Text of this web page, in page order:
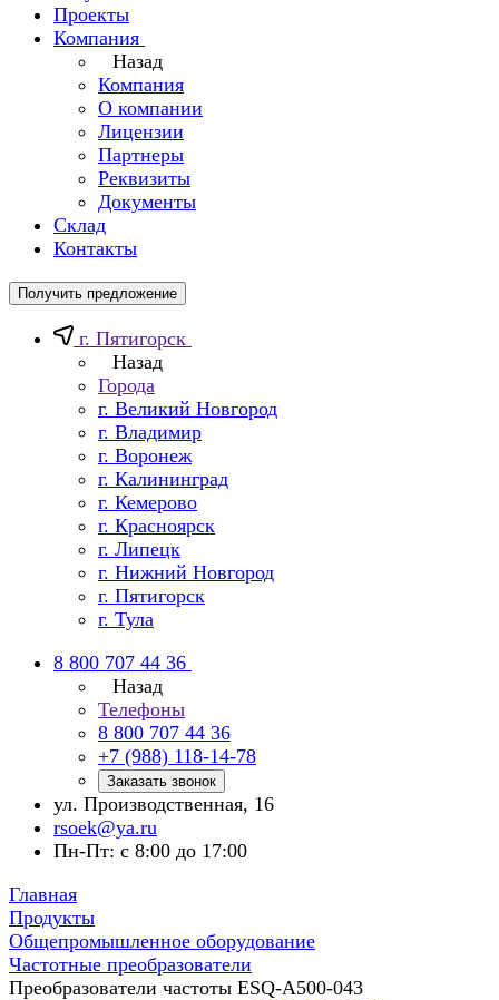
Проекты
Компания
Назад
Компания
О компании
Лицензии
Партнеры
Реквизиты
Документы
Склад
Контакты
Получить предложение
г. Пятигорск
Назад
Города
г. Великий Новгород
г. Владимир
г. Воронеж
г. Калининград
г. Кемерово
г. Красноярск
г. Липецк
г. Нижний Новгород
г. Пятигорск
г. Тула
8 800 707 44 36
Назад
Телефоны
8 800 707 44 36
+7 (988) 118-14-78
Заказать звонок
ул. Производственная, 16
rsoek@ya.ru
Пн-Пт: с 8:00 до 17:00
Главная
Продукты
Общепромышленное оборудование
Частотные преобразователи
Преобразователи частоты ESQ-A500-043